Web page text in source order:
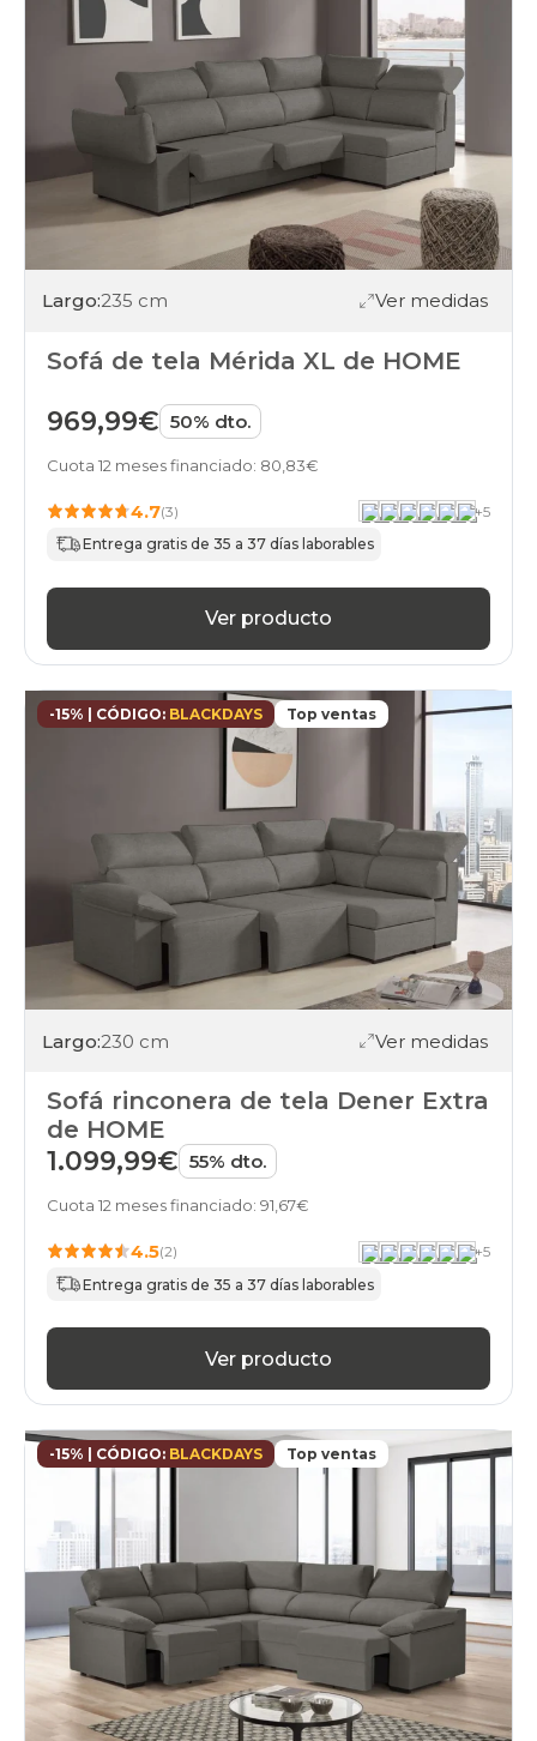
rinconera
gama-
gold
sofas
rinconera
gama-
diamond
Largo:235 cm Ver medidas
Sofá de tela Mérida XL de HOME
969,99€ 50% dto.
Cuota 12 meses financiado: 80,83€
4.7(3) +5
Entrega gratis de 35 a 37 días laborables
Ver producto
-15% | CÓDIGO: BLACKDAYS Top ventas
Largo:230 cm Ver medidas
Sofá rinconera de tela Dener Extra
de HOME
1.099,99€ 55% dto.
Cuota 12 meses financiado: 91,67€
4.5(2) +5
Entrega gratis de 35 a 37 días laborables
Ver producto
-15% | CÓDIGO: BLACKDAYS Top ventas